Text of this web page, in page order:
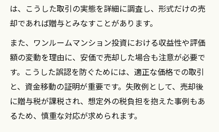
は、こうした取引の実態を詳細に調査し、形式だけの売
却であれば贈与とみなすことがあります。
また、ワンルームマンション投資における収益性や評価
額の変動を理由に、安価で売却した場合も注意が必要で
す。こうした誤認を防ぐためには、適正な価格での取引
と、資金移動の証明が重要です。失敗例として、売却後
に贈与税が課税され、想定外の税負担を抱えた事例もあ
るため、慎重な対応が求められます。